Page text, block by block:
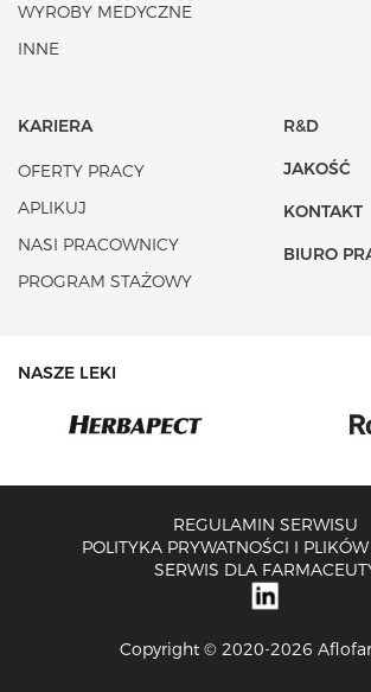
WYROBY MEDYCZNE
INNE
KARIERA
OFERTY PRACY
APLIKUJ
NASI PRACOWNICY
PROGRAM STAŻOWY
R&D
JAKOŚĆ
KONTAKT
BIURO
NASZE LEKI
REGULAMIN SERWISU
POLITYKA PRYWATNOŚCI I
SERWIS DLA
Copyright © 2020-2026